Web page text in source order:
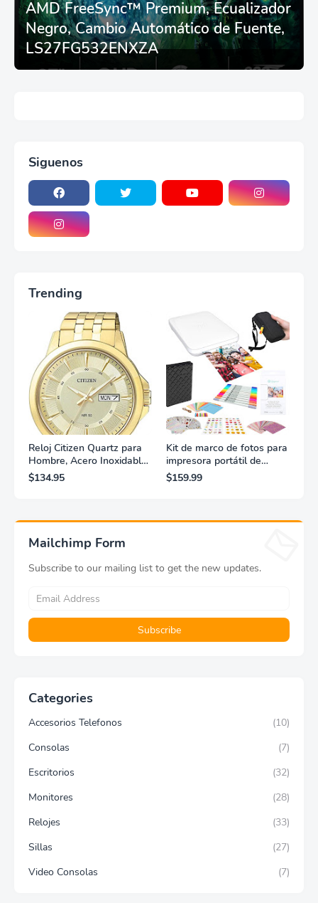
AMD FreeSync™ Premium, Ecualizador
Negro, Cambio Automático de Fuente,
LS27FG532ENXZA
Siguenos
Trending
Reloj Citizen Quartz para
Hombre, Acero Inoxidable,
Clásico, Dorado
$134.95
Kit de marco de fotos para
impresora portátil de
fotografías y vídeos
Lifeprint 3x4,5 (blanca)
$159.99
Mailchimp Form
Subscribe to our mailing list to get the new updates.
Categories
Accesorios Telefonos
(10)
Consolas
(7)
Escritorios
(32)
Monitores
(28)
Relojes
(33)
Sillas
(27)
Video Consolas
(7)